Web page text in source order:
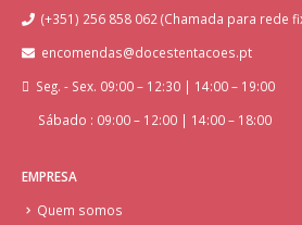
(+351) 256 858 062 (Chamada para rede
encomendas@docestentacoes.pt
Seg. - Sex. 09:00 – 12:30 | 14:00 – 19:00
Sábado : 09:00 – 12:00 | 14:00 – 18:00
EMPRESA
Quem somos